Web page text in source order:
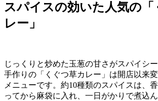
スパイスの効いた人気の「
レー」
じっくりと炒めた玉葱の甘さがスパイシ
手作りの「くぐつ草カレー」は開店以来
メニューです。約10種類のスパイスは、
ってから麻袋に入れ、一日がかりで煮込ん